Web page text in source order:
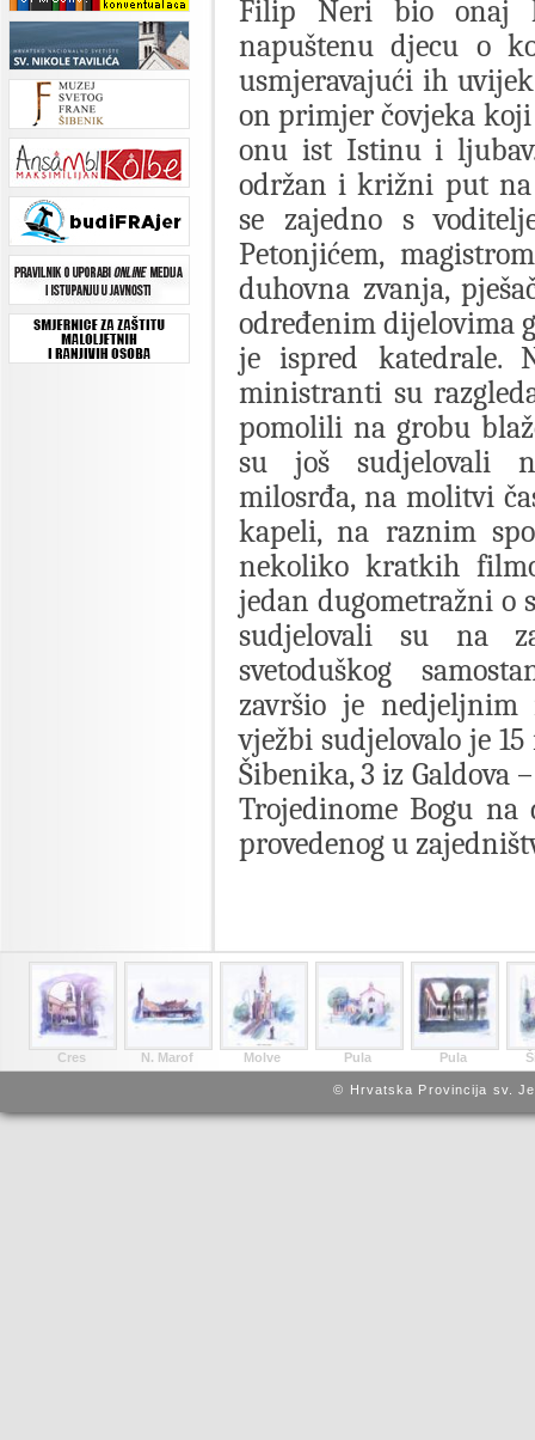
Filip Neri bio onaj
napuštenu djecu o
usmjeravajući ih
on primjer čovjeka koji
onu ist Istinu i
održan i križni put na
se zajedno s
Petonjićem,
duhovna zvanja,
određenim dijelovima
je ispred katedrale.
ministranti su
pomolili na grobu
su još sudjelovali
milosrđa, na molitvi
kapeli, na raznim
nekoliko kratkih
jedan dugometražni o
sudjelovali su na
svetoduškog
završio je
vježbi sudjelovalo je
Šibenika, 3 iz Galdova
Trojedinome Bogu
provedenog u
Cres N. Marof Molve Pula Pula
© Hrvatska Provincija sv.